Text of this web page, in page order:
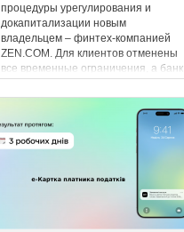
процедуры урегулирования и
докапитализации новым
владельцем – финтех-компанией
ZEN.COM. Для клиентов отменены
все временные ограничения, а банк
вернулся к обычной деятельности.